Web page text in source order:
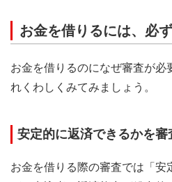
お金を借りるには、必
お金を借りるのになぜ審査が必
れくわしくみてみましょう。
安定的に返済できるかを審
お金を借りる際の審査では「安